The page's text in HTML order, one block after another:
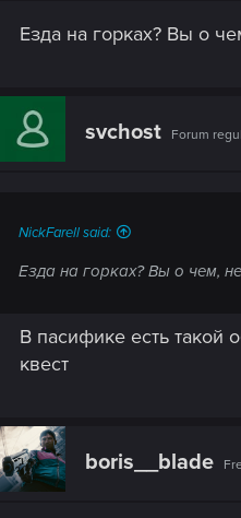
Езда на горках? Вы о
svchost Forum
NickFarell said:
Езда на горках? Вы о чем,
В пасифике есть такой
квест
boris__blade